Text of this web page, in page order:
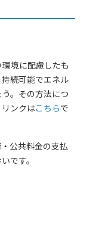
境に配慮したも
続可能でエネル
。その方法につ
ンクはこちらで
公共料金の支払
です。